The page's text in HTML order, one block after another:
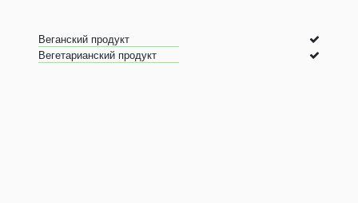
Веганский продукт
Вегетарианский продукт